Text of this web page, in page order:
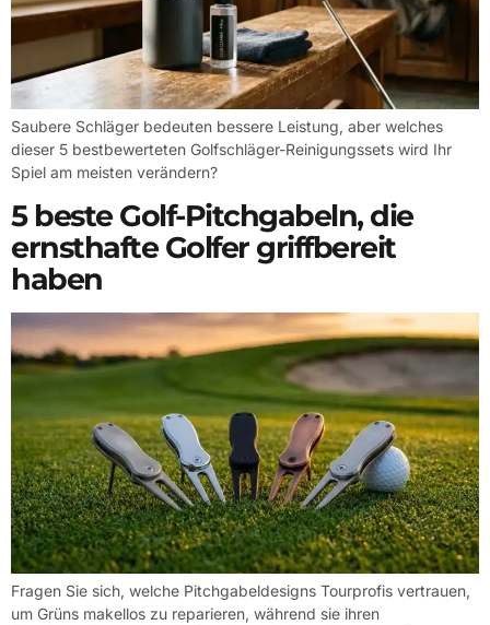
Saubere Schläger bedeuten bessere Leistung, aber welches
dieser 5 bestbewerteten Golfschläger-Reinigungssets wird Ihr
Spiel am meisten verändern?
5 beste Golf-Pitchgabeln, die
ernsthafte Golfer griffbereit
haben
Fragen Sie sich, welche Pitchgabeldesigns Tourprofis vertrauen,
um Grüns makellos zu reparieren, während sie ihren